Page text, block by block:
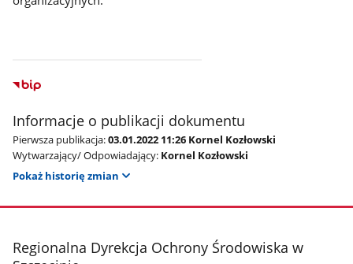
Informacje o publikacji dokumentu
Pierwsza publikacja:03.01.2022 11:26 Kornel Kozłowski
Wytwarzający/ Odpowiadający: Kornel Kozłowski
Pokaż historię zmian
stopka
Regionalna Dyrekcja Ochrony Środowiska w